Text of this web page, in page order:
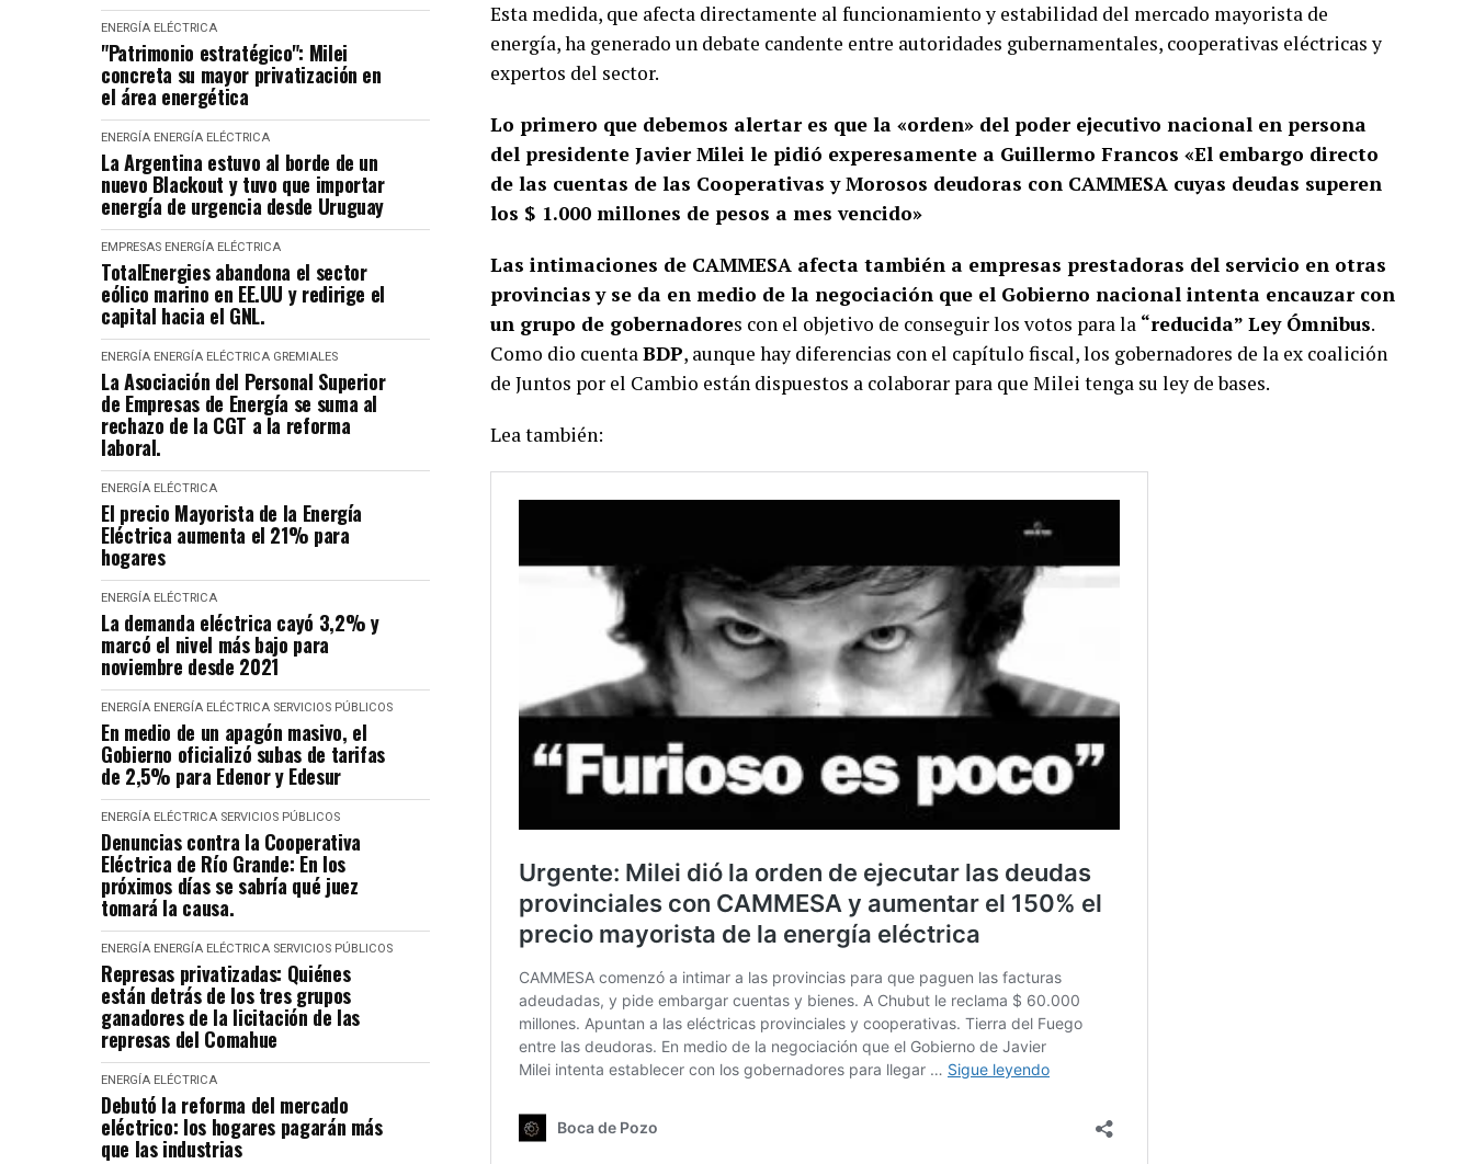
ENERGÍA ELÉCTRICA
"Patrimonio estratégico": Milei
concreta su mayor privatización en
el área energética
ENERGÍA ENERGÍA ELÉCTRICA
La Argentina estuvo al borde de un
nuevo Blackout y tuvo que importar
energía de urgencia desde Uruguay
EMPRESAS ENERGÍA ELÉCTRICA
TotalEnergies abandona el sector
eólico marino en EE.UU y redirige el
capital hacia el GNL.
ENERGÍA ENERGÍA ELÉCTRICA GREMIALES
La Asociación del Personal Superior
de Empresas de Energía se suma al
rechazo de la CGT a la reforma
laboral.
ENERGÍA ELÉCTRICA
El precio Mayorista de la Energía
Eléctrica aumenta el 21% para
hogares
ENERGÍA ELÉCTRICA
La demanda eléctrica cayó 3,2% y
marcó el nivel más bajo para
noviembre desde 2021
ENERGÍA ENERGÍA ELÉCTRICA SERVICIOS PÚBLICOS
En medio de un apagón masivo, el
Gobierno oficializó subas de tarifas
de 2,5% para Edenor y Edesur
ENERGÍA ELÉCTRICA SERVICIOS PÚBLICOS
Denuncias contra la Cooperativa
Eléctrica de Río Grande: En los
próximos días se sabría qué juez
tomará la causa.
ENERGÍA ENERGÍA ELÉCTRICA SERVICIOS PÚBLICOS
Represas privatizadas: Quiénes
están detrás de los tres grupos
ganadores de la licitación de las
represas del Comahue
ENERGÍA ELÉCTRICA
Debutó la reforma del mercado
eléctrico: los hogares pagarán más
que las industrias
Esta medida, que afecta directamente al funcionamiento y estabilidad del mercado mayorista de
energía, ha generado un debate candente entre autoridades gubernamentales, cooperativas eléctricas y
expertos del sector.
Lo primero que debemos alertar es que la «orden» del poder ejecutivo nacional en persona
del presidente Javier Milei le pidió experesamente a Guillermo Francos «El embargo directo
de las cuentas de las Cooperativas y Morosos deudoras con CAMMESA cuyas deudas superen
los $ 1.000 millones de pesos a mes vencido»
Las intimaciones de CAMMESA afecta también a empresas prestadoras del servicio en otras
provincias y se da en medio de la negociación que el Gobierno nacional intenta encauzar con
un grupo de gobernadores con el objetivo de conseguir los votos para la “reducida” Ley Ómnibus.
Como dio cuentaBDP, aunque hay diferencias con el capítulo fiscal, los gobernadores de la ex coalición
de Juntos por el Cambio están dispuestos a colaborar para que Milei tenga su ley de bases.
Lea también: